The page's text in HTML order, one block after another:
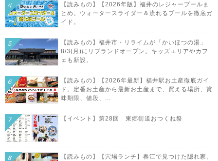
【読みもの】【2026年版】福井のレジャープールま
とめ。ウォータースライダー＆流れるプールを徹底ガ
イド。
【読みもの】福井市・リライムが「かいほつの湯」
8/3(月)にリブランドオープン。キッズエリアやカフ
ェも新設。
【読みもの】【2026年最新】福井駅お土産徹底ガイ
ド。定番お土産から最新お土産まで、買える場所、賞
味期限、値段、...
【イベント】第28回 東郷街道おつくね祭
【読みもの】【穴場ランチ】春江で見つけた隠れ家。